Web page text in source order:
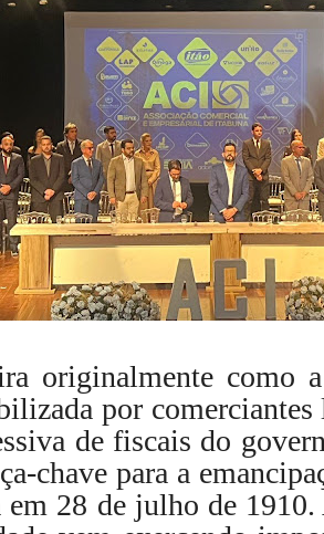
originalmente como
por comerciantes
de fiscais do
chave para a
em 28 de julho de